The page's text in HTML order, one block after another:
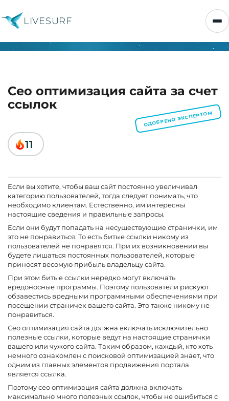
LIVESURF
Сео оптимизация сайта за счет
ссылок
ОДОБРЕНО ЭКСПЕРТОМ
11
Если вы хотите, чтобы ваш сайт постоянно увеличивал
категорию пользователей, тогда следует понимать, что
необходимо клиентам. Естественно, им интересны
настоящие сведения и правильные запросы.
Если они будут попадать на несуществующие странички, им
это не понравиться. То есть битые ссылки никому из
пользователей не понравятся. При их возникновении вы
будете лишаться постоянных пользователей, которые
приносят весомую прибыль владельцу сайта.
При этом битые ссылки нередко могут включать
вредоносные программы. Поэтому пользователи рискуют
обзавестись вредными программными обеспечениями при
посещении страничек вашего сайта. Это также никому не
понравиться.
Сео оптимизация сайта должна включать исключительно
полезные ссылки, которые ведут на настоящие странички
вашего или чужого сайта. Таким образом, каждый, кто хоть
немного ознакомлен с поисковой оптимизацией знает, что
одним из главных элементов продвижения портала
является ссылка.
Поэтому сео оптимизация сайта должна включать
максимально много полезных ссылок, чтобы не ошибиться с